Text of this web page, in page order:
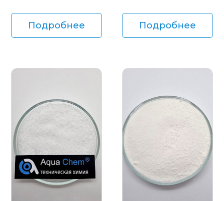
Подробнее Подробнее